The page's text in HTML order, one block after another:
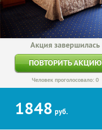
Акция завершилась
ПОВТОРИТЬ АКЦИЮ
Человек проголосовало: 0
1848 руб.